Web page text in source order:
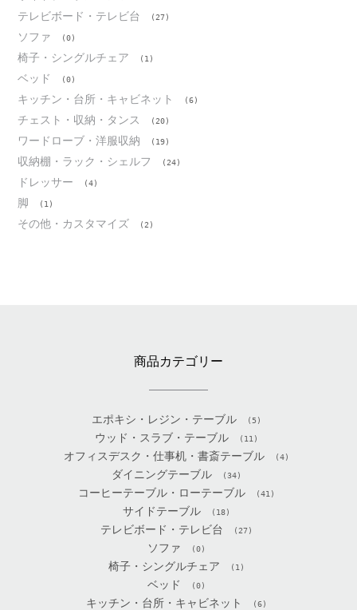
テレビボード・テレビ台 (27)
ソファ (0)
椅子・シングルチェア (1)
ベッド (0)
キッチン・台所・キャビネット (6)
チェスト・収納・タンス (20)
ワードローブ・洋服収納 (19)
収納棚・ラック・シェルフ (24)
ドレッサー (4)
脚 (1)
その他・カスタマイズ (2)
商品カテゴリー
エポキシ・レジン・テーブル (5)
ウッド・スラブ・テーブル (11)
オフィスデスク・仕事机・書斎テーブル (4)
ダイニングテーブル (34)
コーヒーテーブル・ローテーブル (41)
サイドテーブル (18)
テレビボード・テレビ台 (27)
ソファ (0)
椅子・シングルチェア (1)
ベッド (0)
キッチン・台所・キャビネット (6)